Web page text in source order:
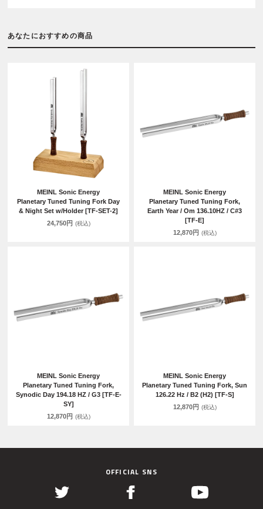
あなたにおすすめの商品
MEINL Sonic Energy
Planetary Tuned Tuning Fork Day
& Night Set w/Holder [TF-SET-2]
24,750円 (税込)
MEINL Sonic Energy
Planetary Tuned Tuning Fork,
Earth Year / Om 136.10HZ / C#3
[TF-E]
12,870円 (税込)
MEINL Sonic Energy
Planetary Tuned Tuning Fork,
Synodic Day 194.18 HZ / G3 [TF-E-
SY]
12,870円 (税込)
MEINL Sonic Energy
Planetary Tuned Tuning Fork, Sun
126.22 Hz / B2 (H2) [TF-S]
12,870円 (税込)
OFFICIAL SNS